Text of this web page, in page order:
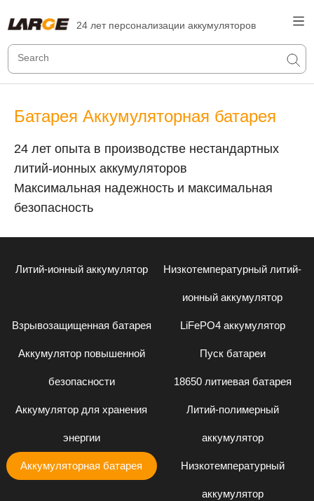
24 лет персонализации аккумуляторов
Батарея Аккумуляторная батарея
24 лет опыта в производстве нестандартных
литий-ионных аккумуляторов
Максимальная надежность и максимальная
безопасность
Литий-ионный аккумулятор Низкотемпературный литий-
ионный аккумулятор
Взрывозащищенная батарея LiFePO4 аккумулятор
Аккумулятор повышенной
безопасности
Пуск батареи
18650 литиевая батарея
Аккумулятор для хранения
энергии
Литий-полимерный
аккумулятор
Аккумуляторная батарея Низкотемпературный
аккумулятор